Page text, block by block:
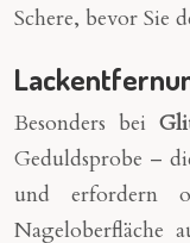
Schere, bevor Sie
Besonders bei
Geduldsprobe –
und erfordern
Nageloberfläche